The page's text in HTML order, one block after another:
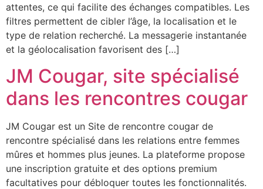
attentes, ce qui facilite des échanges compatibles. Les
filtres permettent de cibler l’âge, la localisation et le
type de relation recherché. La messagerie instantanée
et la géolocalisation favorisent des […]
JM Cougar, site spécialisé
dans les rencontres cougar
JM Cougar est un Site de rencontre cougar de
rencontre spécialisé dans les relations entre femmes
mûres et hommes plus jeunes. La plateforme propose
une inscription gratuite et des options premium
facultatives pour débloquer toutes les fonctionnalités.